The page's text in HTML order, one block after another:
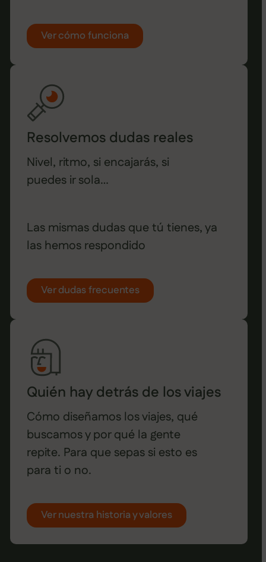
Ver cómo funciona
Resolvemos dudas reales
Nivel, ritmo, si encajarás, si
puedes ir sola…
Las mismas dudas que tú tienes, ya
las hemos respondido
Ver dudas frecuentes
Quién hay detrás de los viajes
Cómo diseñamos los viajes, qué
buscamos y por qué la gente
repite. Para que sepas si esto es
para ti o no.
Ver nuestra historia y valores